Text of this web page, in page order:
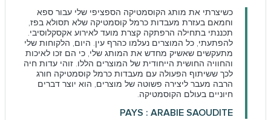
כשיצרתי את מותג הקוסמטיקה הספציפי שלי עבור ספא
וחמאם בעזרת מעבדות כרמל קוסמטיקה שלא תסולא בפז,
תכננתי בתחילה הרפתקה קצרת מועד לאירוע אקסקלוסיבי.
להפתעתי, כל המוצרים נעלמו כהרף עין. היום, הלקוחות שלי
מתעקשים שאשיק מחדש את המותג שלי, כי הם זכו לאיכות
והחוויה החושית הייחודית של המוצרים הללו. זוהי עדות חיה
לכך ששיתוף הפעולה עם מעבדות כרמל קוסמטיקה חורג
הרבה מעבר ליצירה פשוטה של ​​מוצרים, הוא יוצר דברים
חיוניים בעולם הקוסמטיקה.
PAYS : ARABIE SAOUDITE